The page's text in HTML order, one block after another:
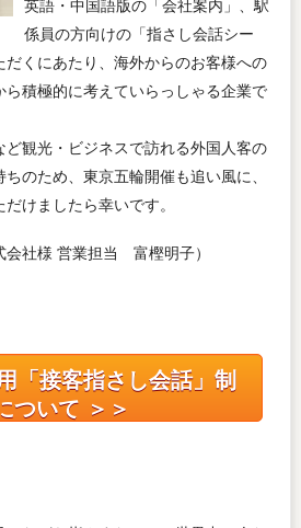
係員の方向けの「指さし会話シー
だくにあたり、海外からのお客様への
積極的に考えていらっしゃる企業で
観光・ビジネスで訪れる外国人客の
のため、東京五輪開催も追い風に、
けましたら幸いです。
会社様 営業担当 富樫明子）
「接客指さし会話」制
ついて ＞＞